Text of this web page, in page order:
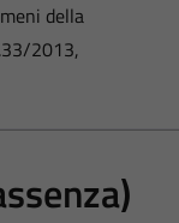
della
2013,